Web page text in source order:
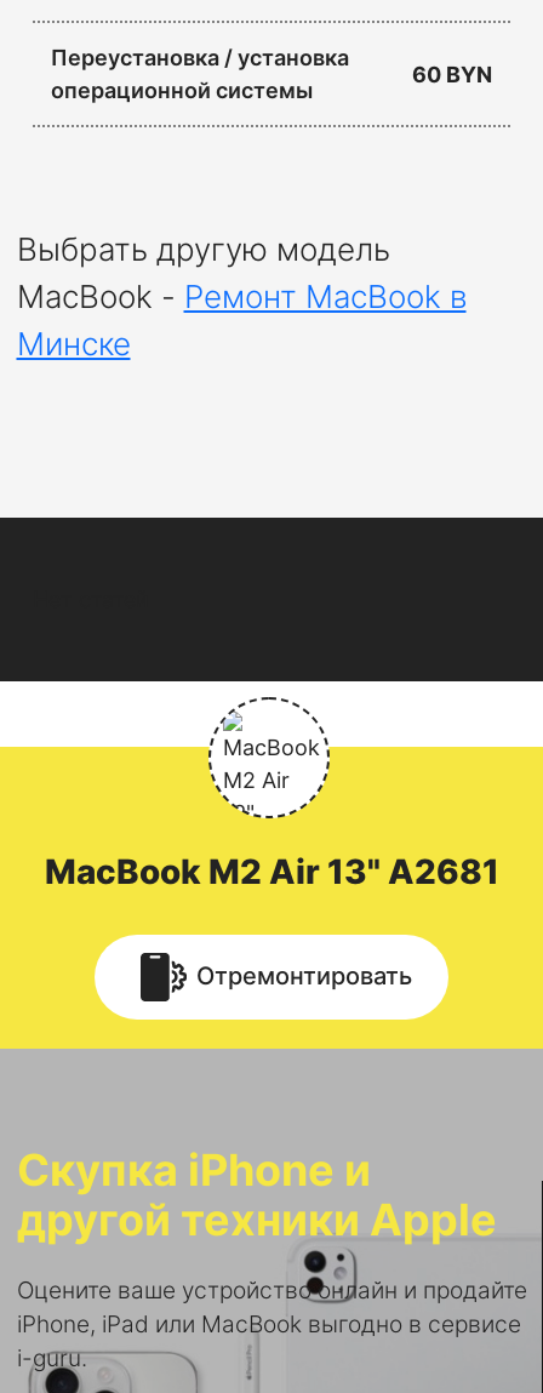
Переустановка / установка
операционной системы
60 BYN
Выбрать другую модель
MacBook - Ремонт MacBook в
Минске
MacBook M2 Air 13" A2681
Отремонтировать
Скупка iPhone и
другой техники Apple
Оцените ваше устройство онлайн и продайте
iPhone, iPad или MacBook выгодно в сервисе
i-guru.